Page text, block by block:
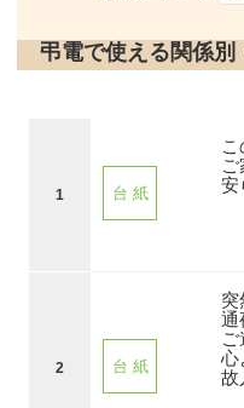
弔電で使える関係
1 台 紙
安
2 台 紙
突
通
心
故